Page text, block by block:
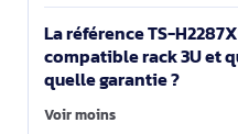
La référence TS-
compatible rack 3U et
quelle garantie ?
Voir moins